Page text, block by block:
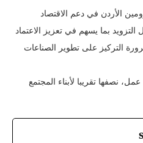
الأردن في دعم الاقتصاد
بما يسهم في تعزيز الاعتماد
التركيز على تطوير الصناعات
أكثر من 700 فرصة عمل، نصفها تقريبا لأبناء المجتمع